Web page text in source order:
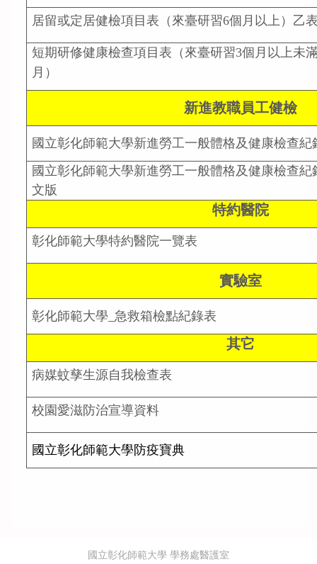
居留或定居健檢項目表（來臺研習6個月以上）乙
短期研修健康檢查項目表（來臺研習3個月以上未
月）
新進教職員工健檢
國立彰化師範大學新進勞工一般體格及健康檢查紀
國立彰化師範大學新進勞工一般體格及健康檢查紀
文版
特約醫院
彰化師範大學特約醫院一覽表
實驗室
彰化師範大學_急救箱檢點紀錄表
其它
病媒蚊孳生源自我檢查表
校園愛滋防治宣導資料
國立彰化師範大學防疫寶典
國立彰化師範大學 學務處醫護室